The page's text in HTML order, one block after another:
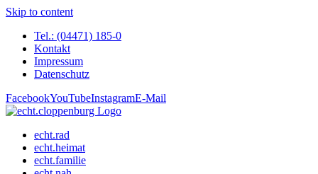
Skip to content
Tel.: (04471) 185-0
Kontakt
Impressum
Datenschutz
FacebookYouTubeInstagramE-Mail
echt.rad
echt.heimat
echt.familie